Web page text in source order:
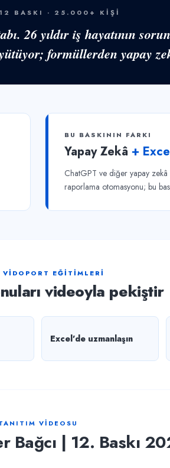
BASKI · 25.000+ KİŞİ
26 yıldır iş hayatının
formüllerden yapay
BU BASKININ FARKI
Yapay Zekâ +
ChatGPT ve diğer yapay zekâ
raporlama otomasyonu; bu
EĞİTİMLERİ
videoyla pekiştir
Excel'de uzmanlaşın
VİDEOSU
| 12. Baskı